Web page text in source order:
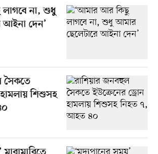
না, শুধু
আইনা দেন’
সৈকতে
শিশুসহ